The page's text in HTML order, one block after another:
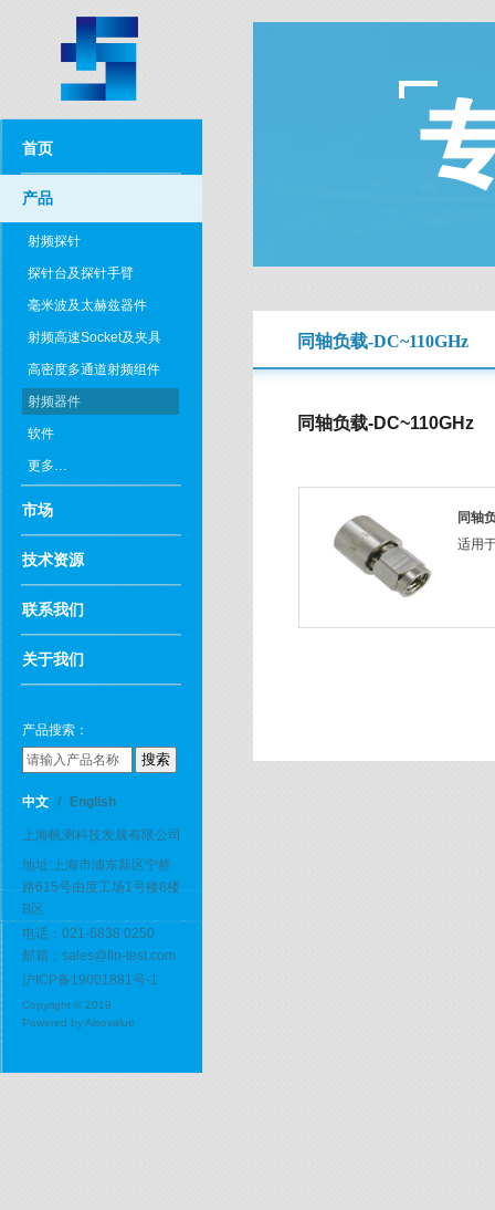
首页
产品
射频探针
探针台及探针手臂
毫米波及太赫兹器件
射频高速Socket及夹具
高密度多通道射频组件
射频器件
软件
更多…
市场
技术资源
联系我们
关于我们
产品搜索：
中文 / English
上海帆测科技发展有限公司
地址:上海市浦东新区宁桥
路615号由度工场1号楼8楼
B区
电话：021-6838 0250
邮箱：sales@fin-test.com
沪ICP备19001881号-1
Copyright © 2019
Powered byAlsovalue
同轴负载-DC~110GHz
同轴负载-DC~110GHz
同轴
适用